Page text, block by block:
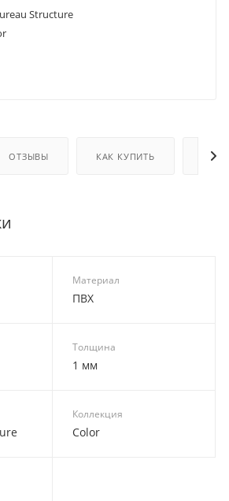
Structure
ОТЗЫВЫ КАК КУПИТЬ
Материал
ПВХ
Толщина
1 мм
Коллекция
Color